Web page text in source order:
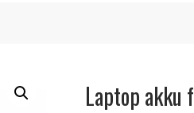
Laptop akku